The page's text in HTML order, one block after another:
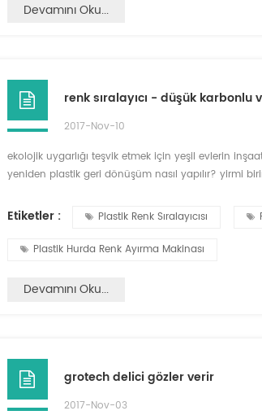
Devamını Oku...
renk sıralayıcı - düşük karbonlu
2017-Nov-10
ekolojik uygarlığı teşvik etmek için yeşil evlerin
yeniden plastik geri dönüşüm nasıl yapılır? yirmi
ayrıştırma e...
Etiketler : Plastik Renk Sıralayıcısı
Plastik Hurda Renk Ayırma Makinası
Devamını Oku...
grotech delici gözler verir
2017-Nov-03